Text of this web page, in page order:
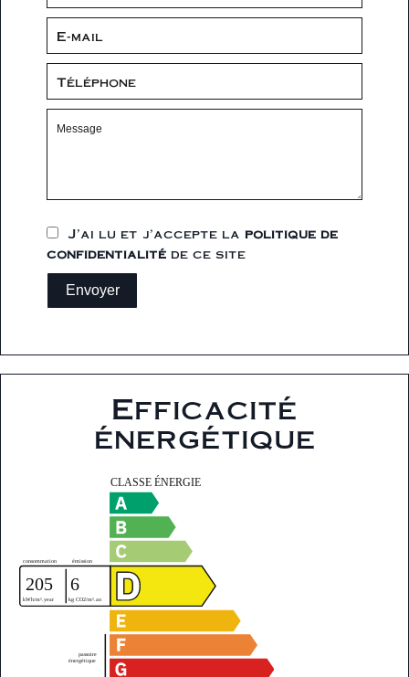
J’ai lu et j'accepte la politique de
confidentialité de ce site
Envoyer
Efficacité
énergétique